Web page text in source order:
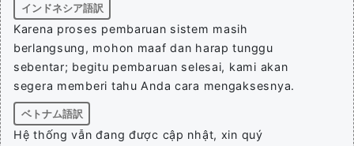
インドネシア語訳
Karena proses pembaruan sistem masih
berlangsung, mohon maaf dan harap tunggu
sebentar; begitu pembaruan selesai, kami akan
segera memberi tahu Anda cara mengaksesnya.
ベトナム語訳
Hệ thống vẫn đang được cập nhật, xin quý